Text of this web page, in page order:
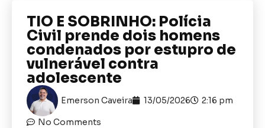
TIO E SOBRINHO: Polícia
Civil prende dois homens
condenados por estupro de
vulnerável contra
adolescente
Emerson Caveira 13/05/2026 2:16 pm
No Comments